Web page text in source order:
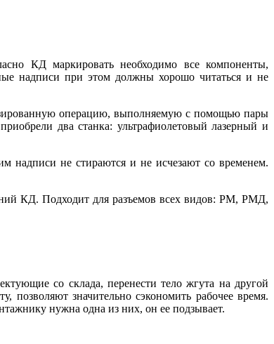
КД маркировать необходимо все компоненты,
надписи при этом должны хорошо читаться и не
операцию, выполняемую с помощью па­ры
два станка: ультрафиолетовый лазерный и
надписи не стираются и не исчезают со временем.
КД. Подходит для разъемов всех видов: РМ, РМД,
со склада, перенести те­ло жгута на другой
значительно сэкономить рабочее время.
нужна одна из них, он ее подзывает.